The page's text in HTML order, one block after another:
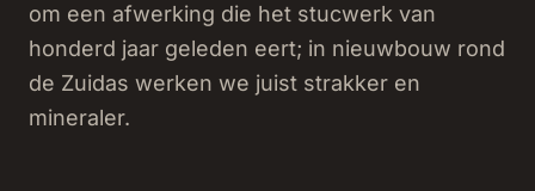
om een afwerking die het stucwerk van
honderd jaar geleden eert; in nieuwbouw rond
de Zuidas werken we juist strakker en
mineraler.